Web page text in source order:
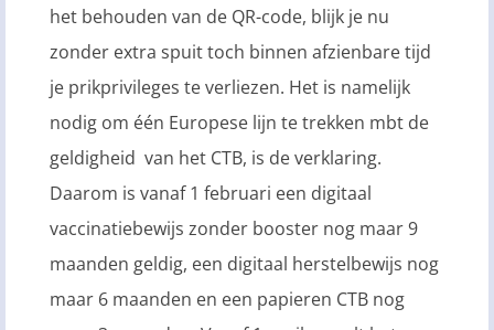
het behouden van de QR-code, blijk je nu
zonder extra spuit toch binnen afzienbare tijd
je prikprivileges te verliezen. Het is namelijk
nodig om één Europese lijn te trekken mbt de
geldigheid van het CTB, is de verklaring.
Daarom is vanaf 1 februari een digitaal
vaccinatiebewijs zonder booster nog maar 9
maanden geldig, een digitaal herstelbewijs nog
maar 6 maanden en een papieren CTB nog